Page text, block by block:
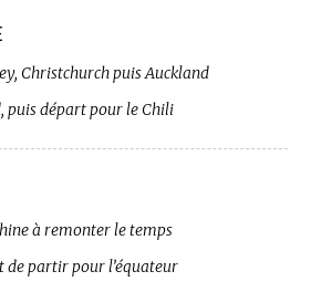
Christchurch puis Auckland
puis départ pour le Chili
à remonter le temps
de partir pour l’équateur